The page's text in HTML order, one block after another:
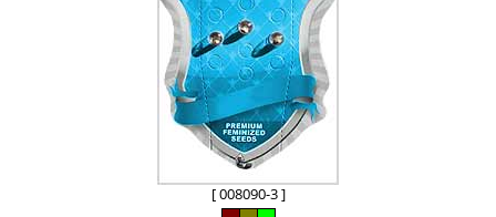
[ 008090-3 ]